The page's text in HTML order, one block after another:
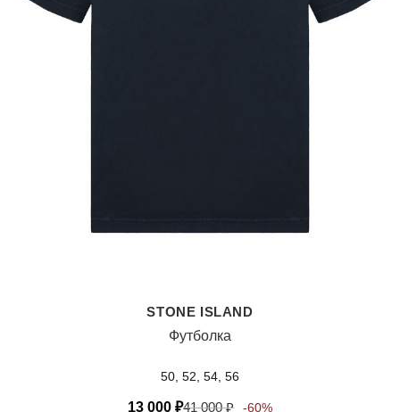
STONE ISLAND
Футболка
50, 52, 54, 56
13 000 ₽41 000₽ -60%